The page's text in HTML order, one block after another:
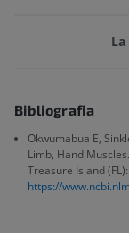
Bibliografia
Okwumabua E,
Limb, Hand
Treasure Island
https://